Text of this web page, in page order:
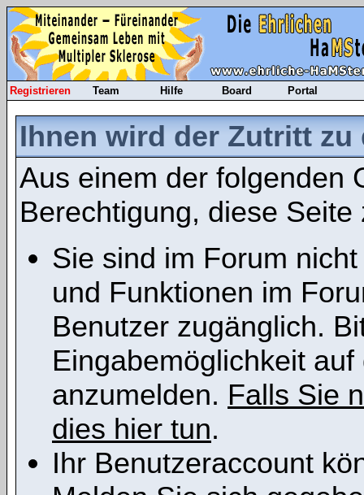
Registrieren Team Hilfe Board Portal
Ihnen wird der Zutritt
Aus einem der folgenden
Berechtigung, diese Seite
Sie sind im Forum
und Funktionen im
Benutzer zugänglich.
Eingabemöglichkeit
anzumelden. Falls Sie
dies hier tun.
Ihr Benutzeraccount